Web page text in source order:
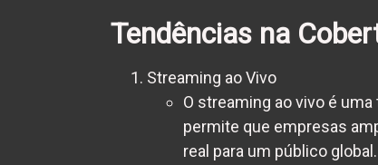
Tendências na
Streaming ao Vivo
O streaming ao vivo é
permite que empresas
real para um público